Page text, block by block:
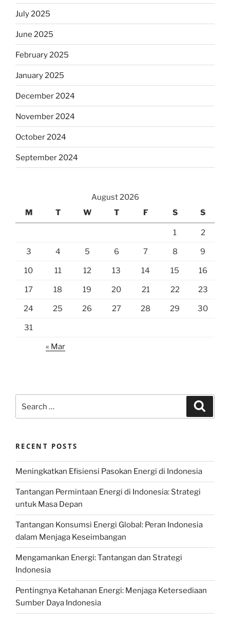
July 2025
June 2025
February 2025
January 2025
December 2024
November 2024
October 2024
September 2024
August 2026
M
T W T F S S
1 2
3 4 5 6 7 8 9
10 11 12 13 14 15 16
17 18 19 20 21 22 23
24 25 26 27 28 29 30
31
« Mar
for:
RECENT POSTS
Meningkatkan Efisiensi Pasokan Energi di Indonesia
Tantangan Permintaan Energi di Indonesia: Strategi
untuk Masa Depan
Tantangan Konsumsi Energi Global: Peran Indonesia
dalam Menjaga Keseimbangan
Mengamankan Energi: Tantangan dan Strategi
Indonesia
Pentingnya Ketahanan Energi: Menjaga Ketersediaan
Sumber Daya Indonesia